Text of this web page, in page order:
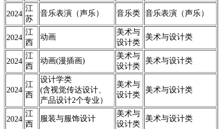
2024
江
苏
音乐表演（声乐） 音乐类 音乐表演（声乐）
2024
江
西
动画
美术与
设计类
美术与设计类
2024
江
西
动画(漫插画)
美术与
设计类
美术与设计类
2024
江
西
设计学类
(含视觉传达设计、
产品设计2个专业）
美术与
设计类
美术与设计类
2024
江
西
服装与服饰设计
美术与
设计类
美术与设计类